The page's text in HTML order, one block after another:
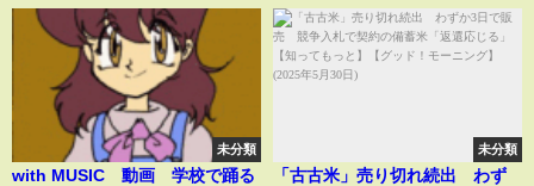
未分類
with MUSIC 動画 学校で踊る
未分類
「古古米」売り切れ続出 わず